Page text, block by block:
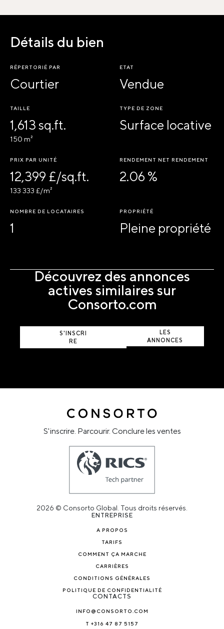
Détails du bien
RÉPERTORIÉ PAR
Courtier
ETAT
Vendue
TAILLE
1,613 sq.ft.
150 m²
TYPE DE ZONE
Surface locative
PRIX PAR UNITÉ
12,399 £/sq.ft.
133 333 £/m²
RENDEMENT NET RENDEMENT
2.06 %
NOMBRE DE LOCATAIRES
1
PROPRIÉTÉ
Pleine propriété
Découvrez des annonces
actives similaires sur
Consorto.com
S'INSCRI
RE
LES
ANNONCES
ACTIVES
S'inscrire. Parcourir. Conclure les ventes
2026 © Consorto Global. Tous droits réservés.
ENTREPRISE
A PROPOS
TARIFS
COMMENT ÇA MARCHE
CARRIÈRES
CONDITIONS GÉNÉRALES
POLITIQUE DE CONFIDENTIALITÉ
CONTACTS
INFO@CONSORTO.COM
T +316 47 87 5157